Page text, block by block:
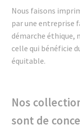
Nous faisons
par une entreprise
démarche éthique,
celle qui bénéficie
équitable.
Nos
sont de